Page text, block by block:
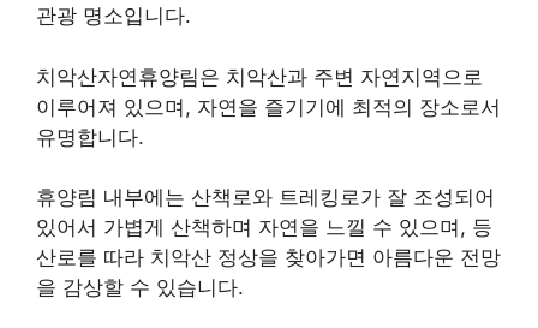
관광 명소입니다.
치악산자연휴양림은 치악산과 주변 자연지역으로
이루어져 있으며, 자연을 즐기기에 최적의 장소로서
유명합니다.
휴양림 내부에는 산책로와 트레킹로가 잘 조성되어
있어서 가볍게 산책하며 자연을 느낄 수 있으며, 등
산로를 따라 치악산 정상을 찾아가면 아름다운 전망
을 감상할 수 있습니다.